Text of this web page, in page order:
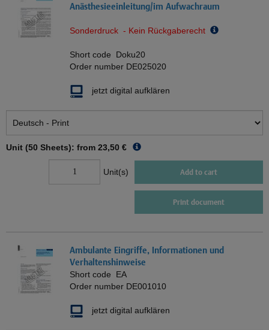
Anästhesieeinleitung/im Aufwachraum
Sonderdruck - Kein Rückgaberecht
Short code Doku20
Order number DE025020
jetzt digital aufklären
Unit (50 Sheets): from 23,50 €
Unit(s) Add to cart
Print document
Ambulante Eingriffe, Informationen und
Verhaltenshinweise
Short code EA
Order number DE001010
jetzt digital aufklären